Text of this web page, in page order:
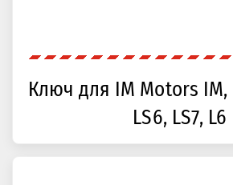
Ключ для IM Motors IM,
LS6, LS7, L6